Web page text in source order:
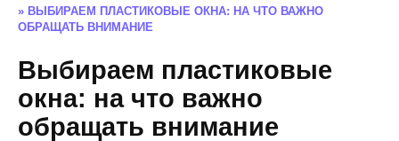
» ВЫБИРАЕМ ПЛАСТИКОВЫЕ ОКНА: НА ЧТО ВАЖНО
ОБРАЩАТЬ ВНИМАНИЕ
Выбираем пластиковые
окна: на что важно
обращать внимание